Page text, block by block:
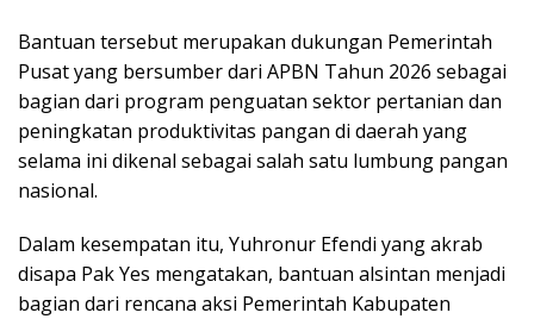
Bantuan tersebut merupakan dukungan Pemerintah
Pusat yang bersumber dari APBN Tahun 2026 sebagai
bagian dari program penguatan sektor pertanian dan
peningkatan produktivitas pangan di daerah yang
selama ini dikenal sebagai salah satu lumbung pangan
nasional.
Dalam kesempatan itu, Yuhronur Efendi yang akrab
disapa Pak Yes mengatakan, bantuan alsintan menjadi
bagian dari rencana aksi Pemerintah Kabupaten